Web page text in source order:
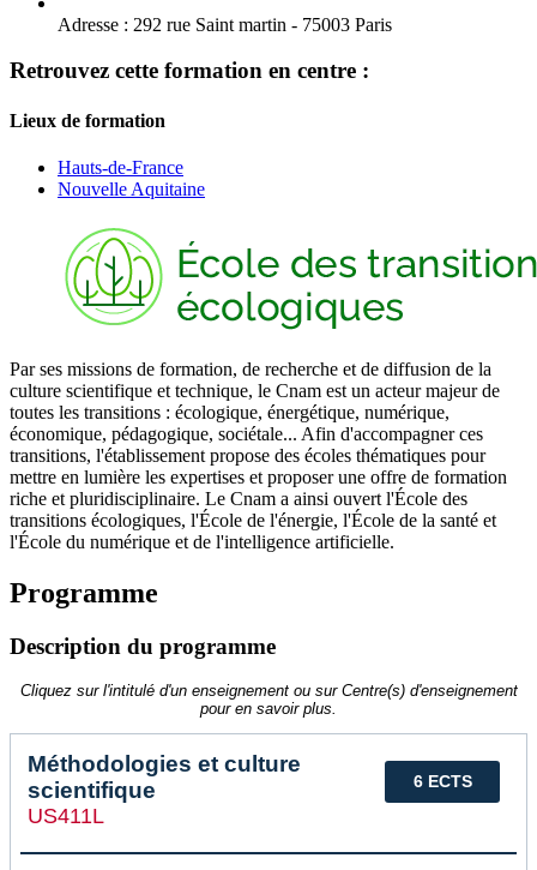
Adresse : 292 rue Saint martin - 75003 Paris
Retrouvez cette formation en centre :
Lieux de formation
Hauts-de-France
Nouvelle Aquitaine
Par ses missions de formation, de recherche et de diffusion de la
culture scientifique et technique, le Cnam est un acteur majeur de
toutes les transitions : écologique, énergétique, numérique,
économique, pédagogique, sociétale... Afin d'accompagner ces
transitions, l'établissement propose des écoles thématiques pour
mettre en lumière les expertises et proposer une offre de formation
riche et pluridisciplinaire. Le Cnam a ainsi ouvert l'École des
transitions écologiques, l'École de l'énergie, l'École de la santé et
l'École du numérique et de l'intelligence artificielle.
Programme
Description du programme
Cliquez sur l'intitulé d'un enseignement ou sur Centre(s) d'enseignement
pour en savoir plus.
6 ECTS
Méthodologies et culture
scientifique
US411L